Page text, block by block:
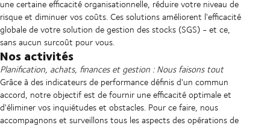
une certaine efficacité organisationnelle, réduire votre niveau de
risque et diminuer vos coûts. Ces solutions améliorent l'efficacité
globale de votre solution de gestion des stocks (SGS) - et ce,
sans aucun surcoût pour vous.
Nos activités
Planification, achats, finances et gestion : Nous faisons tout
Grâce à des indicateurs de performance définis d'un commun
accord, notre objectif est de fournir une efficacité optimale et
d'éliminer vos inquiétudes et obstacles. Pour ce faire, nous
accompagnons et surveillons tous les aspects des opérations de